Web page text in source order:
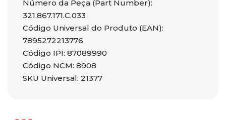
Número da Peça (Part Number):
321.867.171.C.033
Código Universal do Produto (EAN):
7895272213776
Código IPI: 87089990
Código NCM: 8908
SKU Universal: 21377